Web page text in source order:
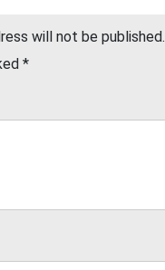
will not be published.
*